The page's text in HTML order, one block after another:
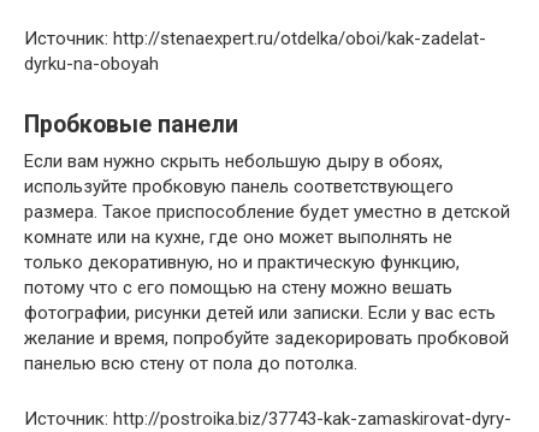
Источник: http://stenaexpert.ru/otdelka/oboi/kak-zadelat-
dyrku-na-oboyah
Пробковые панели
Если вам нужно скрыть небольшую дыру в обоях,
используйте пробковую панель соответствующего
размера. Такое приспособление будет уместно в детской
комнате или на кухне, где оно может выполнять не
только декоративную, но и практическую функцию,
потому что с его помощью на стену можно вешать
фотографии, рисунки детей или записки. Если у вас есть
желание и время, попробуйте задекорировать пробковой
панелью всю стену от пола до потолка.
Источник: http://postroika.biz/37743-kak-zamaskirovat-dyry-